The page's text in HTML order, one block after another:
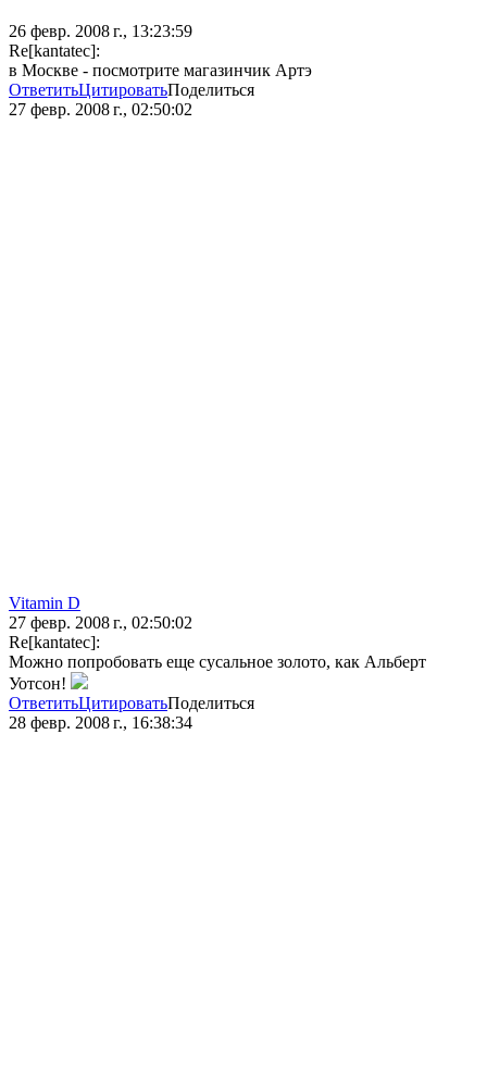
26 февр. 2008 г., 13:23:59
Re[kantatec]:
в Москве - посмотрите магазинчик Артэ
ОтветитьЦитироватьПоделиться
27 февр. 2008 г., 02:50:02
Vitamin D
27 февр. 2008 г., 02:50:02
Re[kantatec]:
Можно попробовать еще сусальное золото, как Альберт
Уотсон!
ОтветитьЦитироватьПоделиться
28 февр. 2008 г., 16:38:34